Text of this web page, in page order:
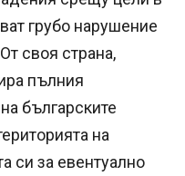
грубо нарушение
своя страна,
пълния
българските
на
си за евентуално